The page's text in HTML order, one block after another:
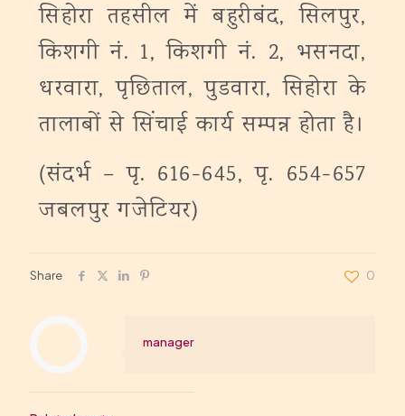
सिहोरा तहसील में बहुरीबंद, सिलपुर,
किशगी नं. 1, किशगी नं. 2, भसनदा,
धरवारा, पृछिताल, पुडवारा, सिहोरा के
तालाबों से सिंचाई कार्य सम्पन्न होता है।
(संदर्भ – पृ. 616-645, पृ. 654-657
जबलपुर गजेटियर)
Share 0
manager